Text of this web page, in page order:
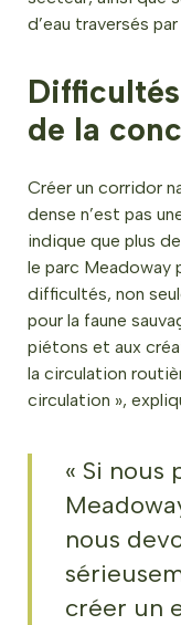
d’eau traversés
de la
Créer un corridor
dense n’est pas
indique que plus
le parc Meadoway
difficultés, non
pour la faune
piétons et aux
la circulation
circulation »,
« Si nous
nous
créer un